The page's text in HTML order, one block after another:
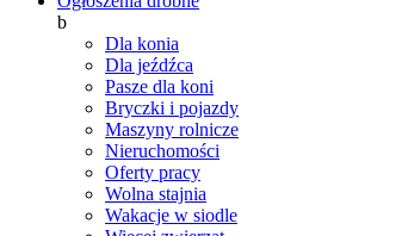
b
Dla konia
Dla jeźdźca
Pasze dla koni
Bryczki i pojazdy
Maszyny rolnicze
Nieruchomości
Oferty pracy
Wolna stajnia
Wakacje w siodle